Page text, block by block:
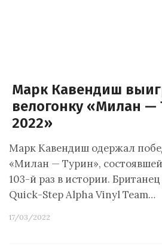
Марк Кавендиш
велогонку «Милан —
2022»
Марк Кавендиш одержал
«Милан — Турин»,
103-й раз в истории.
Quick-Step Alpha Vinyl Team…
17/03/2022